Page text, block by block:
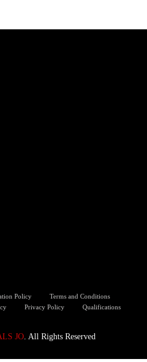
Policy
Terms and Conditions
Privacy Policy Qualifications
JO. All Rights Reserved